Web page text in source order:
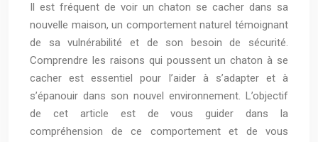
Il est fréquent de voir un chaton se cacher dans sa
nouvelle maison, un comportement naturel témoignant
de sa vulnérabilité et de son besoin de sécurité.
Comprendre les raisons qui poussent un chaton à se
cacher est essentiel pour l’aider à s’adapter et à
s’épanouir dans son nouvel environnement. L’objectif
de cet article est de vous guider dans la
compréhension de ce comportement et de vous